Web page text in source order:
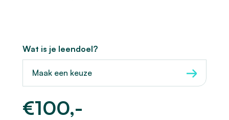
Wat is je leendoel?
Maak een keuze
€100,-
Hoeveel wilt u lenen?